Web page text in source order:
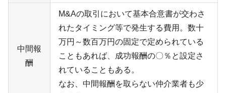
中間報
酬
M&Aの取引において基本合意書が交わさ
れたタイミング等で発生する費用。数十
万円～数百万円の固定で定められている
こともあれば、成功報酬の〇％と設定さ
れていることもある。
なお、中間報酬を取らない仲介業者も少